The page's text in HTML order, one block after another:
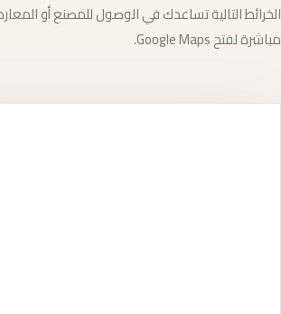
الخرائط التالية تساعدك في الوصول للمصنع أو
مباشرة لفتح Google Maps.